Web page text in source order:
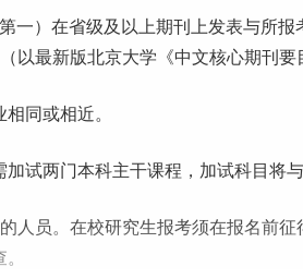
一）在省级及以上期刊上发表与所
以最新版北京大学《中文核心期刊要
同或相近。
试两门本科主干课程，加试科目将
人员。在校研究生报考须在报名前